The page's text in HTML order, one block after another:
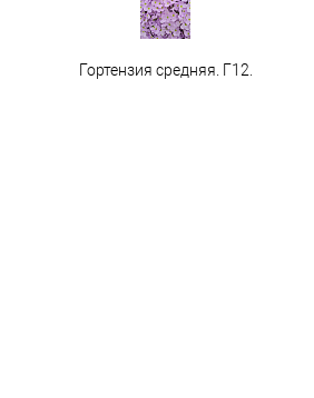
Гортензия средняя. Г12.